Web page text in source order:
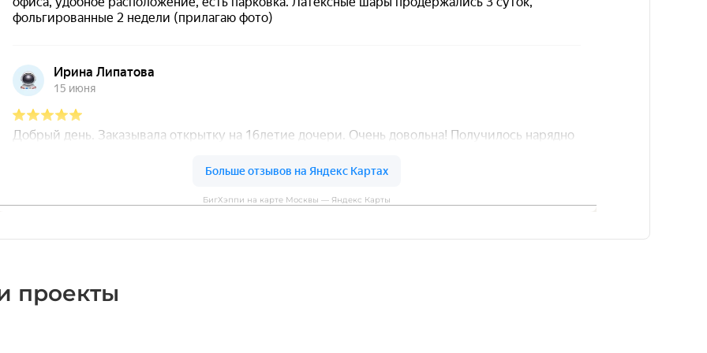
БигХэппи на карте Москвы — Яндекс Карты
проекты